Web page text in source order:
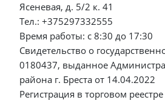
Ясеневая, д. 5/2 к. 41
Тел.: +375297332555
Время работы: с 8:30 до 17:30
Свидетельство о
0180437, выданное
района г. Бреста от 14.04.2022
Регистрация в торговом